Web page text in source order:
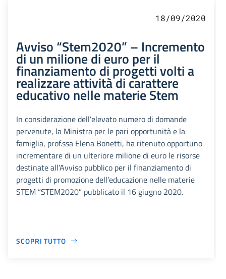
18/09/2020
Avviso “Stem2020” – Incremento
di un milione di euro per il
finanziamento di progetti volti a
realizzare attività di carattere
educativo nelle materie Stem
In considerazione dell’elevato numero di domande
pervenute, la Ministra per le pari opportunità e la
famiglia, prof.ssa Elena Bonetti, ha ritenuto opportuno
incrementare di un ulteriore milione di euro le risorse
destinate all’Avviso pubblico per il finanziamento di
progetti di promozione dell’educazione nelle materie
STEM “STEM2020” pubblicato il 16 giugno 2020.
SCOPRI TUTTO